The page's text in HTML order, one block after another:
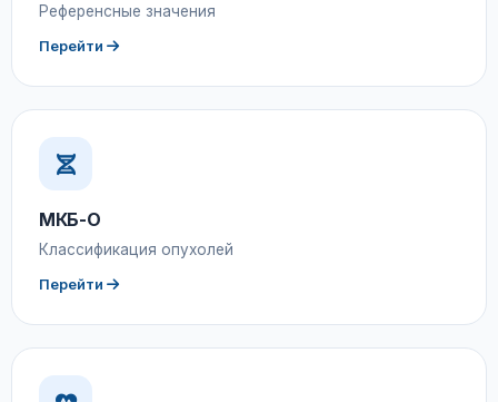
Референсные значения
Перейти
МКБ-О
Классификация опухолей
Перейти